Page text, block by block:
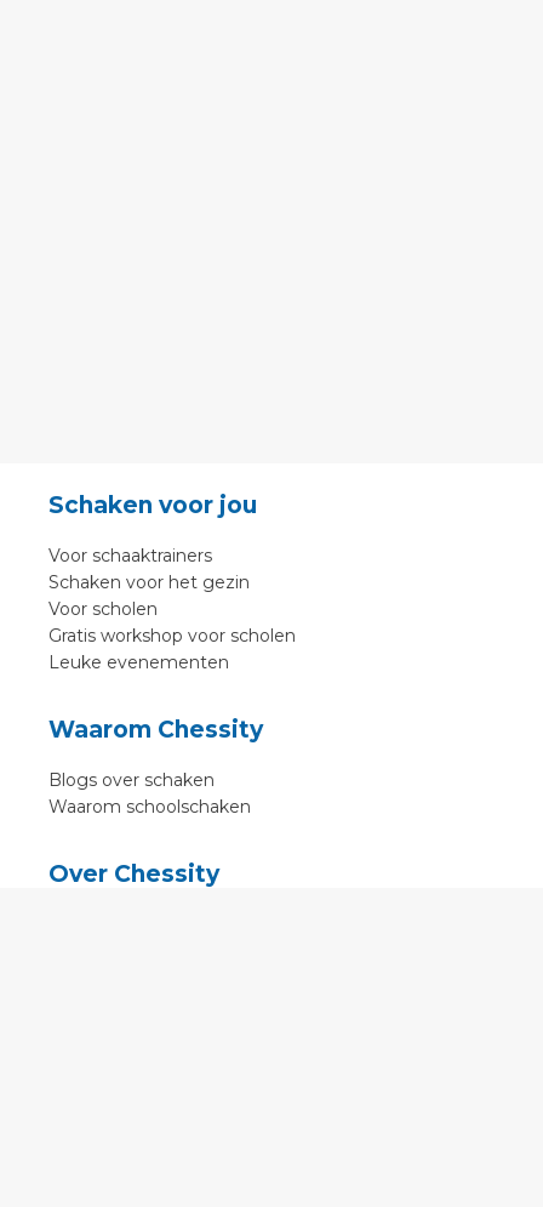
Schaken voor jou
Voor schaaktrainers
Schaken voor het gezin
Voor scholen
Gratis workshop voor scholen
Leuke evenementen
Waarom Chessity
Blogs over schaken
Waarom schoolschaken
Over Chessity